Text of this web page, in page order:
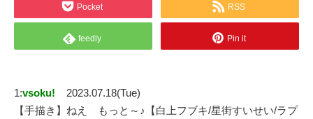
Pocket RSS
feedly Pin it
1:vsoku!
2023.07.18(Tue)
【手描き】ねえ もっと～♪【白上フブキ/星街すいせい/ラプ